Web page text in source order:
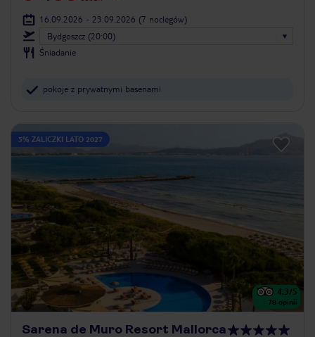
16.09.2026 - 23.09.2026 (7 noclegów)
Bydgoszcz (20:00)
Śniadanie
pokoje z prywatnymi basenami
5% ZALICZKI LATO 2027
4.3/5
78 opinii
Sarena de Muro Resort Mallorca